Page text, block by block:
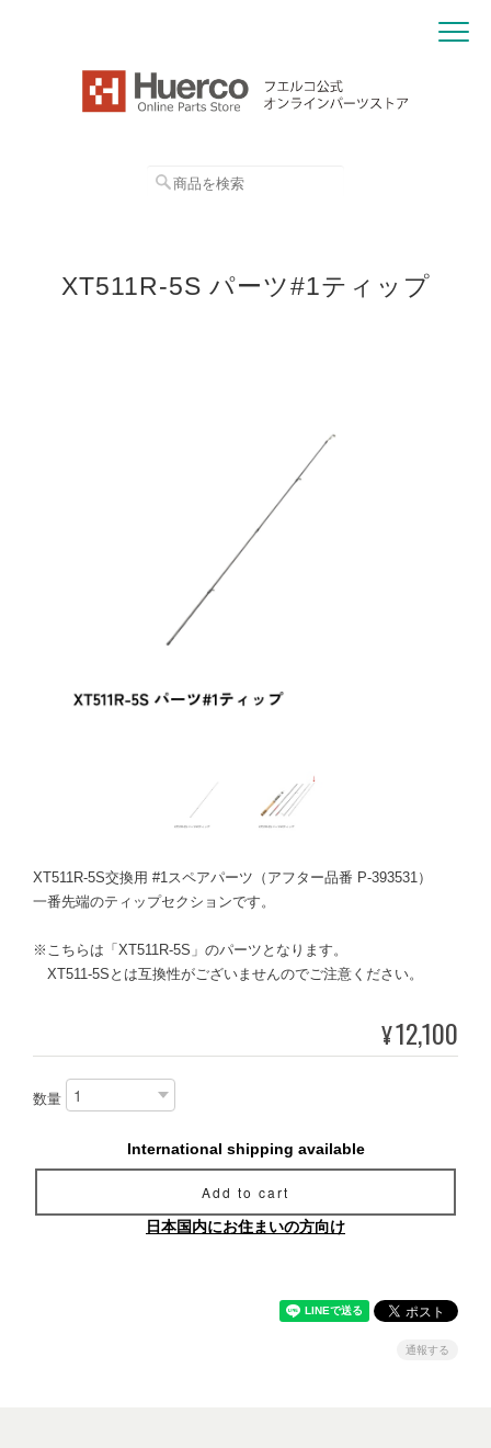
XT511R-5S パーツ#1ティップ
XT511R-5S交換用 #1スペアパーツ（アフター品番 P-393531）
一番先端のティップセクションです。
※こちらは「XT511R-5S」のパーツとなります。
XT511-5Sとは互換性がございませんのでご注意ください。
¥12,100
数量
International shipping available
Add to cart
日本国内にお住まいの方向け
通報する